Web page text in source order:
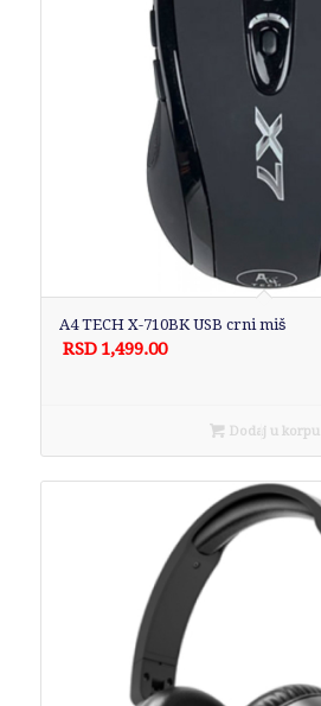
A4 TECH X-710BK USB crni miš
RSD 1,499.00
Dodaj u korpu